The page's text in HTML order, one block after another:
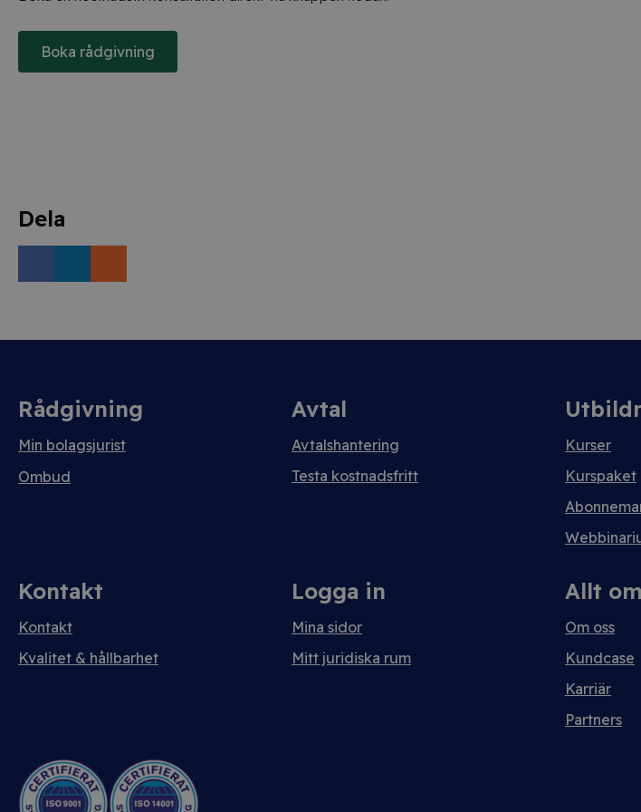
Boka rådgivning
Dela
Rådgivning
Min bolagsjurist
Ombud
Avtal
Avtalshantering
Testa kostnadsfritt
Kurser
Kurspaket
Kontakt
Kontakt
Kvalitet & hållbarhet
Logga in
Mina sidor
Mitt juridiska rum
Allt
Om oss
Kundcase
Karriär
Partners